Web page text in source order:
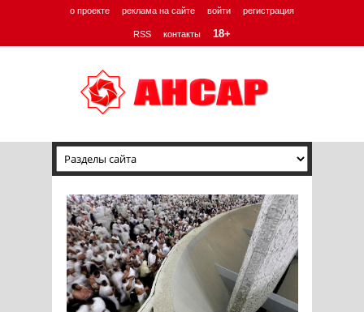
о проекте реклама на сайте войти регистрация
RSS контакты 18+